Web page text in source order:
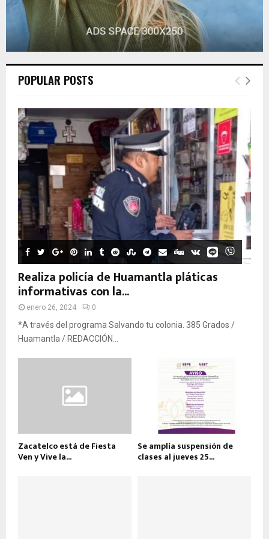
POPULAR POSTS
Realiza policía de Huamantla pláticas
informativas con la...
enero 26, 2024 0
*A través del programa Salvando tu colonia. 385 Grados /
Huamantla / REDACCIÓN...
Zacatelco está de Fiesta
Ven y Vive la...
Se amplía suspensión de
clases al jueves 25...